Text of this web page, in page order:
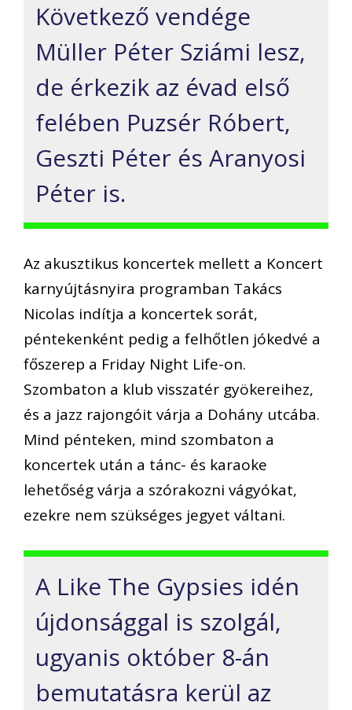
Következő vendége
Müller Péter Sziámi lesz,
de érkezik az évad első
felében Puzsér Róbert,
Geszti Péter és Aranyosi
Péter is.
Az akusztikus koncertek mellett a Koncert
karnyújtásnyira programban Takács
Nicolas indítja a koncertek sorát,
péntekenként pedig a felhőtlen jókedvé a
főszerep a Friday Night Life-on.
Szombaton a klub visszatér gyökereihez,
és a jazz rajongóit várja a Dohány utcába.
Mind pénteken, mind szombaton a
koncertek után a tánc- és karaoke
lehetőség várja a szórakozni vágyókat,
ezekre nem szükséges jegyet váltani.
A Like The Gypsies idén
újdonsággal is szolgál,
ugyanis október 8-án
bemutatásra kerül az